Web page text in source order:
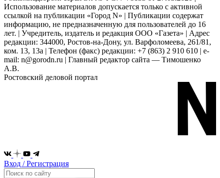
Использование материалов допускается только с активной
ссылкой на публикации «Город N» | Публикации содержат
информацию, не предназначенную для пользователей до 16
лет. | Учредитель, издатель и редакция ООО «Газета» | Адрес
редакции: 344000, Ростов-на-Дону, ул. Варфоломеева, 261/81,
ком. 13, 13а | Телефон (факс) редакции: +7 (863) 2 910 610 | e-
mail: n@gorodn.ru | Главный редактор сайта — Тимошенко
А.В.
Ростовский деловой портал
Вход / Регистрация